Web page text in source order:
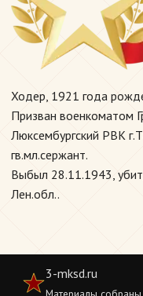
Ходер, 1921 года
Призван военкоматом
Люксембургский РВК
гв.мл.сержант.
Выбыл 28.11.1943,
Лен.обл..
3-mksd.ru